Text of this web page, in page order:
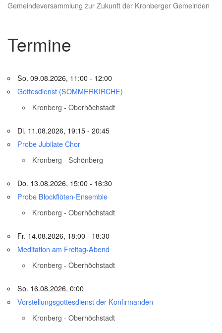
Gemeindeversammlung zur Zukunft der Kronberger Gemeinden
Termine
So. 09.08.2026, 11:00 - 12:00
Gottesdienst (SOMMERKIRCHE)
Kronberg - Oberhöchstadt
Di. 11.08.2026, 19:15 - 20:45
Probe Jubilate Chor
Kronberg - Schönberg
Do. 13.08.2026, 15:00 - 16:30
Probe Blockflöten-Ensemble
Kronberg - Oberhöchstadt
Fr. 14.08.2026, 18:00 - 18:30
Meditation am Freitag-Abend
Kronberg - Oberhöchstadt
So. 16.08.2026, 0:00
Vorstellungsgottesdienst der Konfirmanden
Kronberg - Oberhöchstadt